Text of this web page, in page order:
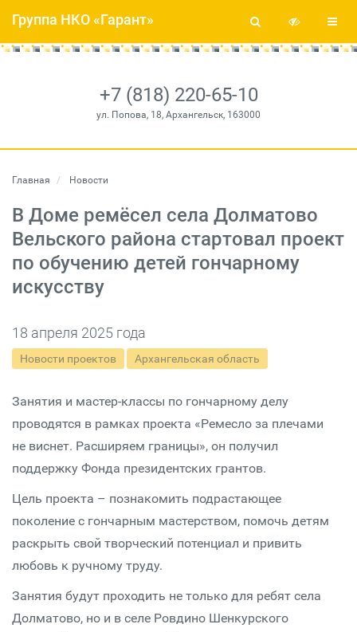
+7 (818) 220-65-10
ул. Попова, 18, Архангельск, 163000
Группа НКО «Гарант»
Главная Новости
В Доме ремёсел села Долматово
Вельского района стартовал проект
по обучению детей гончарному
искусству
18 апреля 2025 года
Новости проектов Архангельская область
Занятия и мастер-классы по гончарному делу
проводятся в рамках проекта «Ремесло за плечами
не виснет. Расширяем границы», он получил
поддержку Фонда президентских грантов.
Цель проекта – познакомить подрастающее
поколение с гончарным мастерством, помочь детям
раскрыть свой творческий потенциал и привить
любовь к ручному труду.
Занятия будут проходить не только для ребят села
Долматово, но и в селе Ровдино Шенкурского